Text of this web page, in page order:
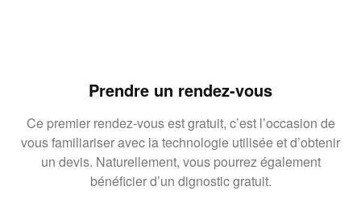
Prendre un rendez-vous
Ce premier rendez-vous est gratuit, c’est l’occasion de
vous familiariser avec la technologie utilisée et d’obtenir
un devis. Naturellement, vous pourrez également
bénéficier d’un dignostic gratuit.